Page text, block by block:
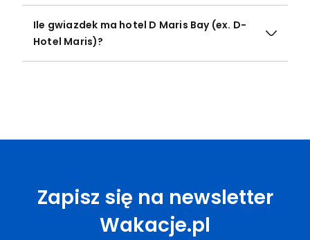
Ile gwiazdek ma hotel D Maris Bay (ex. D-
Hotel Maris)?
Zapisz się na newsletter
Wakacje.pl